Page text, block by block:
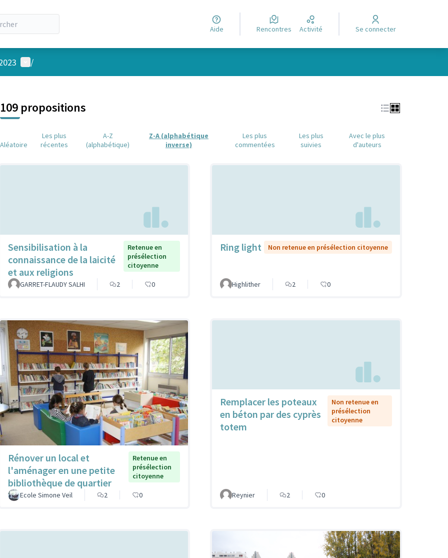
Aide Rencontres Activité Se connecter
Menu utilisateur
/
109 propositions
Aléatoire
Les plus
récentes
A-Z
(alphabétique)
Z-A (alphabétique
inverse)
Les plus
commentées
Les plus
suivies
Avec le plus
d'auteurs
Sensibilisation à la
connaissance de la laicité
et aux religions
Retenue en
présélection
citoyenne
GARRET-FLAUDY SALHI 2 0
Ring light Non retenue en présélection citoyenne
Highlither 2 0
Rénover un local et
l'aménager en une petite
bibliothèque de quartier
Retenue en
présélection
citoyenne
Ecole Simone Veil 2 0
Remplacer les poteaux
en béton par des cyprès
totem
Non retenue en
présélection
citoyenne
Reynier 2 0